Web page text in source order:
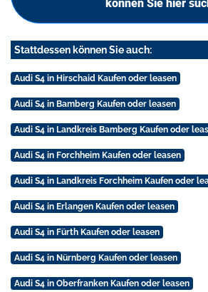
können Sie hier
Stattdessen können Sie auch:
Audi S4 in Hirschaid Kaufen oder leasen
Audi S4 in Bamberg Kaufen oder leasen
Audi S4 in Landkreis Bamberg Kaufen oder
Audi S4 in Forchheim Kaufen oder leasen
Audi S4 in Landkreis Forchheim Kaufen oder
Audi S4 in Erlangen Kaufen oder leasen
Audi S4 in Fürth Kaufen oder leasen
Audi S4 in Nürnberg Kaufen oder leasen
Audi S4 in Oberfranken Kaufen oder leasen